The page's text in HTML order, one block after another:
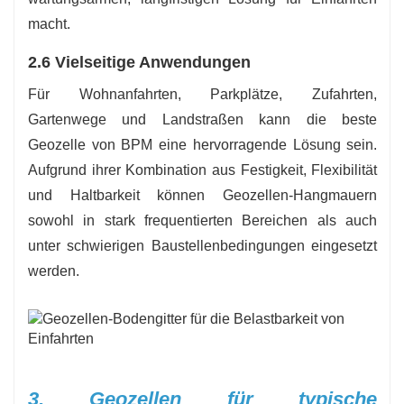
macht.
2.6 Vielseitige Anwendungen
Für Wohnanfahrten, Parkplätze, Zufahrten,
Gartenwege und Landstraßen kann die beste
Geozelle von BPM eine hervorragende Lösung sein.
Aufgrund ihrer Kombination aus Festigkeit, Flexibilität
und Haltbarkeit können Geozellen-Hangmauern
sowohl in stark frequentierten Bereichen als auch
unter schwierigen Baustellenbedingungen eingesetzt
werden.
3. Geozellen für typische